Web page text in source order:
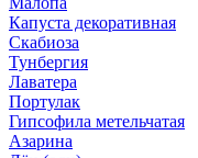
Капуста декоративная
Скабиоза
Тунбергия
Лаватера
Портулак
Гипсофила метельчатая
Азарина